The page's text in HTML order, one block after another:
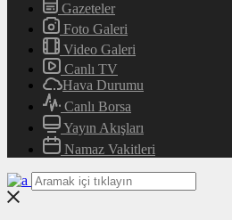
Gazeteler
Foto Galeri
Video Galeri
Canlı TV
Hava Durumu
Canlı Borsa
Yayın Akışları
Namaz Vakitleri